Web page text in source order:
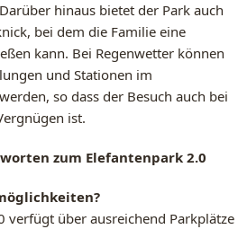
hinaus bietet der Park auch
bei dem die Familie eine
kann. Bei Regenwetter können
und Stationen im
so dass der Besuch auch bei
ist.
zum Elefantenpark 2.0
verfügt über ausreichend Parkplätze